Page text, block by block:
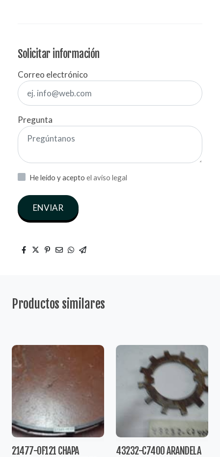
Solicitar información
Correo electrónico
Pregunta
He leído y acepto el aviso legal
ENVIAR
Productos similares
21477-0F121 CHAPA
43232-C7400 ARANDELA